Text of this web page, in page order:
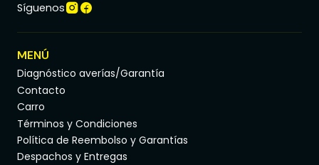
Síguenos
MENÚ
Diagnóstico averías/Garantía
Contacto
Carro
Términos y Condiciones
Política de Reembolso y Garantías
Despachos y Entregas